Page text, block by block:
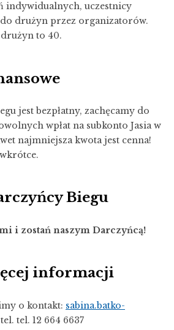
indywidualnych, uczestnicy
drużyn przez organizatorów.
to 40.
jest bezpłatny, zachęcamy do
wpłat na subkonto Jasia w
najmniejsza kwota jest cenna!
Biegu
i zostań naszym Darczyńcą!
informacji
o kontakt: sabina.batko-
tel. tel. 12 664 6637